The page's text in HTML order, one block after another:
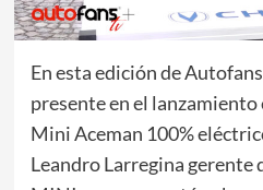
En esta edición de
presente en el
Mini Aceman 100%
Leandro Larregina gerente